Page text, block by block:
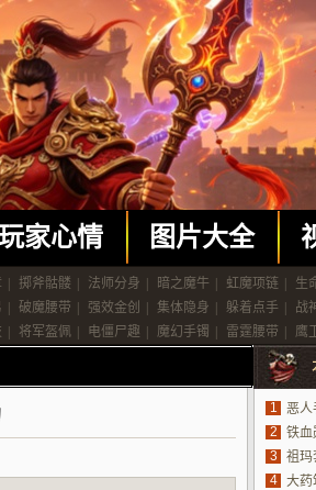
家心情 图片大全
掷斧骷髅 法师分身 暗之魔牛 虹魔项链 生
破魔腰带 强效金创 集体隐身 躲着点手 战
将军盔佩 电僵尸趣 魔幻手镯 雷霆腰带 鹰
1
恶人
2
铁血
3
祖玛
4
大药